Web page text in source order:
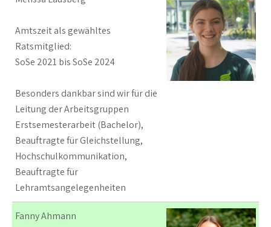
Amtszeit als gewähltes
Ratsmitglied:
SoSe 2021 bis SoSe 2024
Besonders dankbar sind wir für die
Leitung der Arbeitsgruppen
Erstsemesterarbeit (Bachelor),
Beauftragte für Gleichstellung,
Hochschulkommunikation,
Beauftragte für
Lehramtsangelegenheiten
Fanny Ahmann